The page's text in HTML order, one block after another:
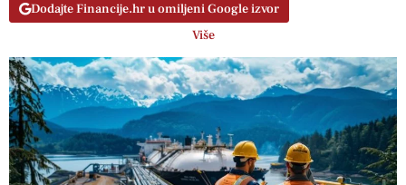
Dodajte Financije.hr u omiljeni Google izvor
Više